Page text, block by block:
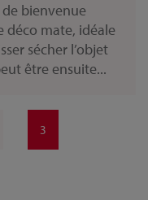
de bienvenue
déco mate, idéale
sécher l’objet
être ensuite...
3